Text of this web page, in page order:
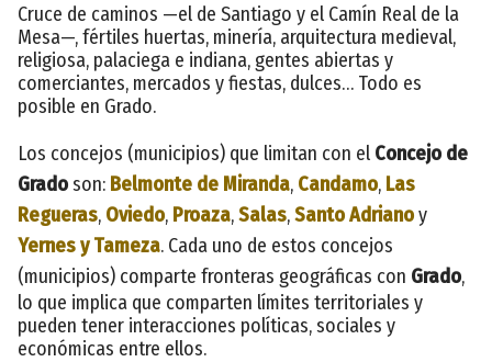
Cruce de caminos —el de Santiago y el Camín Real de la
Mesa—, fértiles huertas, minería, arquitectura medieval,
religiosa, palaciega e indiana, gentes abiertas y
comerciantes, mercados y fiestas, dulces… Todo es
posible en Grado.
Los concejos (municipios) que limitan con el Concejo de
Gradoson: Belmonte de Miranda, Candamo, Las
Regueras, Oviedo, Proaza,Salas,Santo Adrianoy
Yernes y Tameza. Cada uno de estos concejos
(municipios) comparte fronteras geográficas con Grado,
lo que implica que comparten límites territoriales y
pueden tener interacciones políticas, sociales y
económicas entre ellos.